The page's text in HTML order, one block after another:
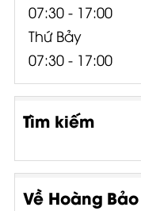
07:30 - 17:00
Thứ Bảy
07:30 - 17:00
Tìm kiếm
Về Hoàng